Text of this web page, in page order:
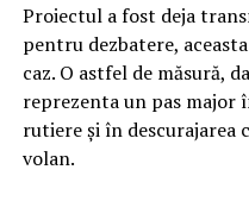
Proiectul a fost deja
pentru dezbatere,
caz. O astfel de măsură,
reprezenta un pas major
rutiere și în
volan.